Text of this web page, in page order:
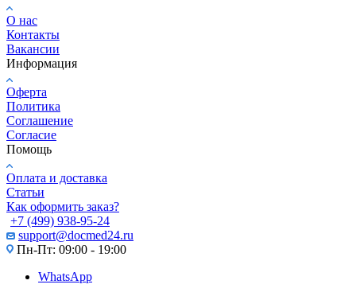
О нас
Контакты
Вакансии
Информация
Оферта
Политика
Соглашение
Согласие
Помощь
Оплата и доставка
Статьи
Как оформить заказ?
+7 (499) 938-95-24
support@docmed24.ru
Пн-Пт: 09:00 - 19:00
WhatsApp